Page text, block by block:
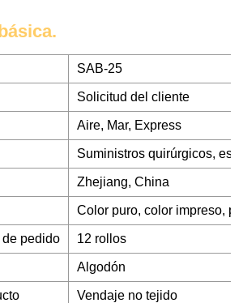
SAB-25
Solicitud del cliente
Aire, Mar, Express
Suministros quirúrgicos,
Zhejiang, China
Color puro, color impreso,
pedido 12 rollos
Algodón
Vendaje no tejido